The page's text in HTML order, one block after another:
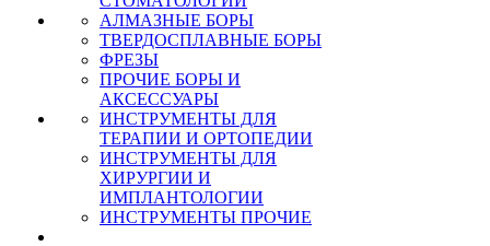
АЛМАЗНЫЕ БОРЫ
ТВЕРДОСПЛАВНЫЕ БОРЫ
ФРЕЗЫ
ПРОЧИЕ БОРЫ И
АКСЕССУАРЫ
ИНСТРУМЕНТЫ ДЛЯ
ТЕРАПИИ И ОРТОПЕДИИ
ИНСТРУМЕНТЫ ДЛЯ
ХИРУРГИИ И
ИМПЛАНТОЛОГИИ
ИНСТРУМЕНТЫ ПРОЧИЕ